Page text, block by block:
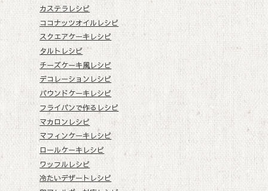
カステラレシピ
ココナッツオイルレシピ
スクエアケーキレシピ
タルトレシピ
チーズケーキ風レシピ
デコレーションレシピ
パウンドケーキレシピ
フライパンで作るレシピ
マカロンレシピ
マフィンケーキレシピ
ロールケーキレシピ
ワッフルレシピ
冷たいデザートレシピ